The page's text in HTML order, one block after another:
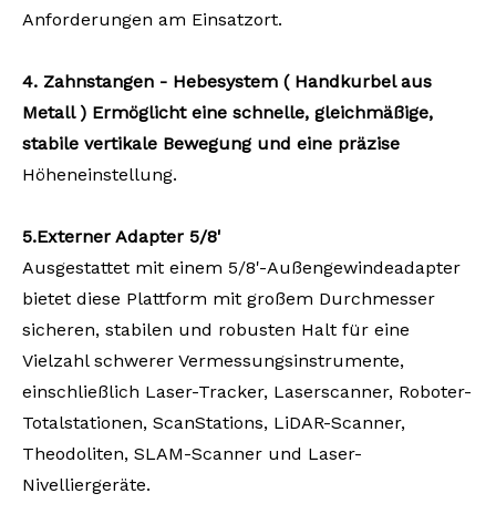
Anforderungen am Einsatzort.
4. Zahnstangen - Hebesystem ( Handkurbelaus
Metall ) Ermöglicht eine schnelle, gleichmäßige,
stabile vertikale Bewegung und eine präzise
Höheneinstellung.
5.Externer Adapter 5/8'
Ausgestattet mit einem 5/8'-Außengewindeadapter
bietet diese Plattform mit großem Durchmesser
sicheren, stabilen und robusten Halt für eine
Vielzahl schwerer Vermessungsinstrumente,
einschließlich Laser-Tracker, Laserscanner, Roboter-
Totalstationen, ScanStations, LiDAR-Scanner,
Theodoliten, SLAM-Scanner und Laser-
Nivelliergeräte.